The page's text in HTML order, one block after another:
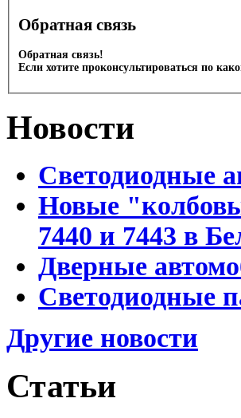
Обратная связь
Обратная связь!
Если хотите проконсультироваться по
Новости
Светодиодные
Новые
7440 и 7443 в
Дверные
Светодиодные
Другие новости
Статьи